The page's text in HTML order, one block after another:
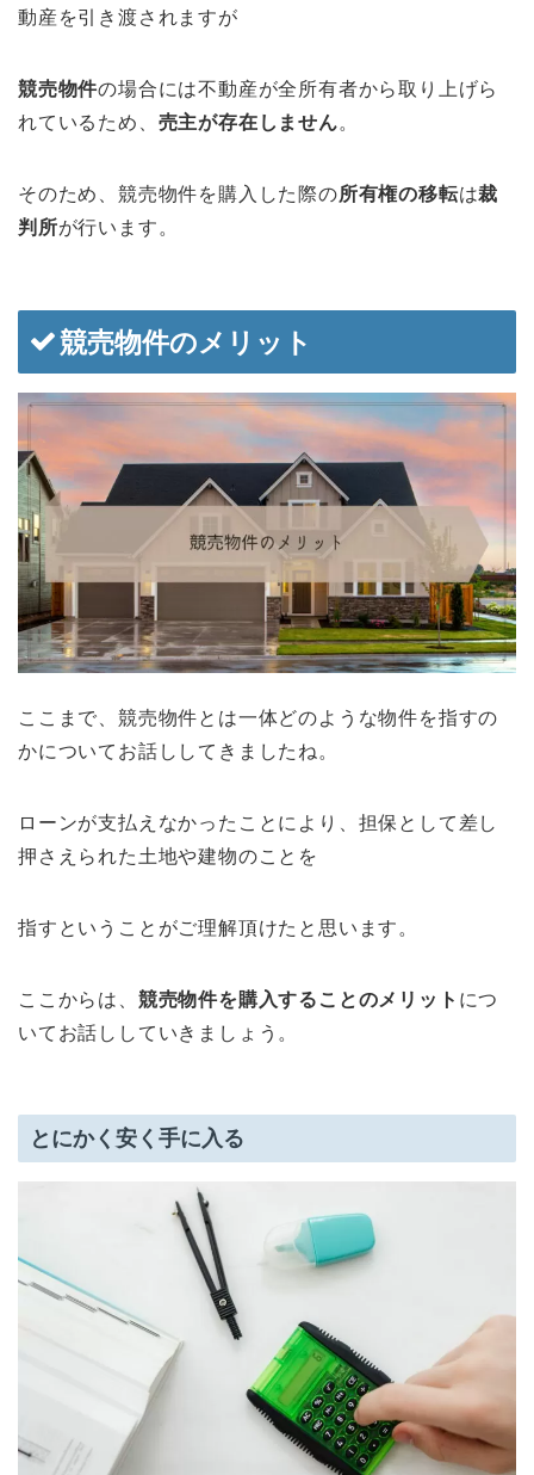
動産を引き渡されますが
競売物件の場合には不動産が全所有者から取り上げら
れているため、 売主が存在しません。
そのため、競売物件を購入した際の所有権の移転は裁
判所が行います。
競売物件のメリット
ここまで、競売物件とは一体どのような物件を指すの
かについてお話ししてきましたね。
ローンが支払えなかったことにより、担保として差し
押さえられた土地や建物のことを
指すということがご理解頂けたと思います。
ここからは、 競売物件を購入することのメリット につ
いてお話ししていきましょう。
とにかく安く手に入る